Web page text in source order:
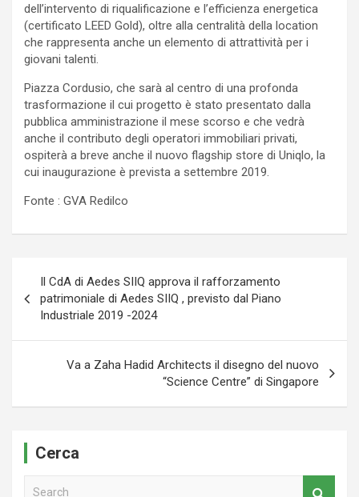
dell’intervento di riqualificazione e l’efficienza energetica
(certificato LEED Gold), oltre alla centralità della location
che rappresenta anche un elemento di attrattività per i
giovani talenti.
Piazza Cordusio, che sarà al centro di una profonda
trasformazione il cui progetto è stato presentato dalla
pubblica amministrazione il mese scorso e che vedrà
anche il contributo degli operatori immobiliari privati,
ospiterà a breve anche il nuovo flagship store di Uniqlo, la
cui inaugurazione è prevista a settembre 2019.
Fonte : GVA Redilco
articoli
Il CdA di Aedes SIIQ approva il rafforzamento
patrimoniale di Aedes SIIQ , previsto dal Piano
Industriale 2019 -2024
Va a Zaha Hadid Architects il disegno del nuovo
“Science Centre” di Singapore
Cerca